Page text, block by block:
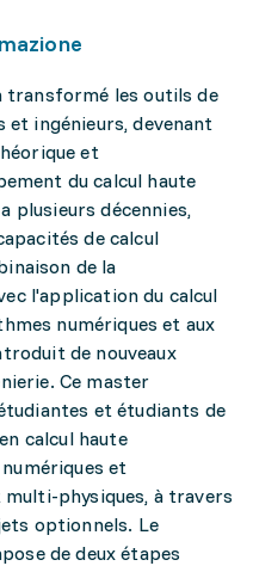
transformé les outils de
et ingénieurs, devenant
et
du calcul haute
plusieurs décennies,
de calcul
de la
l'application du calcul
numériques et aux
de nouveaux
Ce master
et étudiants de
calcul haute
et
physiques, à travers
optionnels. Le
de deux étapes